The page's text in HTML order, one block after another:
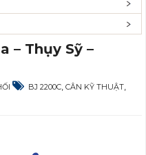
– Thụy Sỹ –
BJ 2200C CÂN KỸ THUẬT